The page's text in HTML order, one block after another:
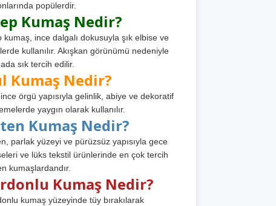
popülerdir.
Kumaş Nedir?
kumaş, ince dalgalı dokusuyla şık elbise ve
kullanılır. Akışkan görünümü nedeniyle
sık tercih edilir.
Kumaş Nedir?
örgü yapısıyla gelinlik, abiye ve dekoratif
yaygın olarak kullanılır.
Kumaş Nedir?
parlak yüzeyi ve pürüzsüz yapısıyla gece
ve lüks tekstil ürünlerinde en çok tercih
kumaşlardandır.
Kumaş Nedir?
kumaş yüzeyinde tüy bırakılarak